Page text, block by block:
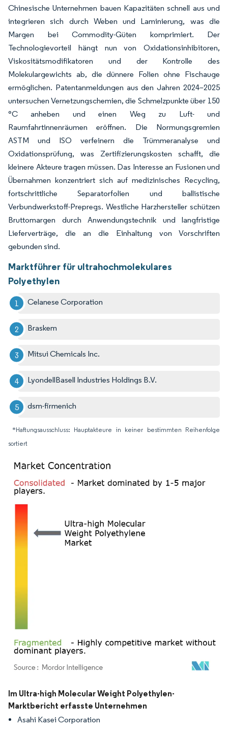
Chinesische Unternehmen bauen Kapazitäten schnell aus und
integrieren sich durch Weben und Laminierung, was die
Margen bei Commodity-Güten komprimiert. Der
Technologievorteil hängt nun von Oxidationsinhibitoren,
Viskositätsmodifikatoren und der Kontrolle des
Molekulargewichts ab, die dünnere Folien ohne Fischauge
ermöglichen. Patentanmeldungen aus den Jahren 2024–2025
untersuchen Vernetzungschemien, die Schmelzpunkte über 150
°C anheben und einen Weg zu Luft- und
Raumfahrtinnenräumen eröffnen. Die Normungsgremien
ASTM und ISO verfeinern die Trümmeranalyse und
Oxidationsprüfung, was Zertifizierungskosten schafft, die
kleinere Akteure tragen müssen. Das Interesse an Fusionen und
Übernahmen konzentriert sich auf medizinisches Recycling,
fortschrittliche Separatorfolien und ballistische
Verbundwerkstoff-Prepregs. Westliche Harzhersteller schützen
Bruttomargen durch Anwendungstechnik und langfristige
Lieferverträge, die an die Einhaltung von Vorschriften
gebunden sind.
Marktführer für ultrahochmolekulares
Polyethylen
Celanese Corporation
Braskem
Mitsui Chemicals Inc.
LyondellBasell Industries Holdings B.V.
dsm-firmenich
*Haftungsausschluss: Hauptakteure in keiner bestimmten Reihenfolge
sortiert
Bild © Mordor Intelligence. Wiederverwendung erfordert Namensnennung
Im Ultra-high Molecular Weight Polyethylen-
Marktbericht erfasste Unternehmen
Asahi Kasei Corporation